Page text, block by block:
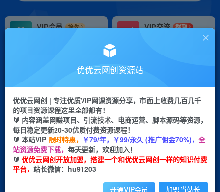
VIP会员
抢先
VIP交流
群聊
研究探讨更多创业项目路子。
会员专属推广链接
挂机 项目
脚本卡密
APP下载
GO
首页 创业课程 会员专属 正文
（9541期）黄岛主《淘宝蓝海虚拟项目陪跑训练
营7期》每天200到1000+的纯利润
优优云网创资源站
优优云网创 | 专注优质VIP网课资源分享，市面上收费几百几千
的项目资源课程这里全部都有！
🔰 内容涵盖网赚项目、引流技术、电商运营、脚本源码等资源，
每日稳定更新20-30优质付费资源课程！
🔰 本站VIP 限时特惠， ￥79/年，￥99/永久 (推广佣金70%)， 全
站资源免费下载， 每天更新，欢迎加入！
🔰 优优云网创开放加盟，搭建一个和优优云网创一样的知识付费
平台， 站长微信：hu91203
开通VIP会员 加盟当站长